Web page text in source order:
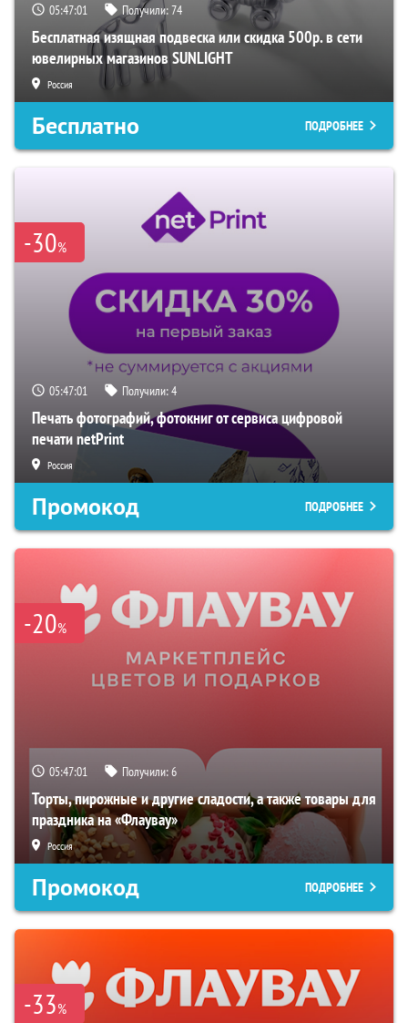
05:47:00 Получили:74
Бесплатная изящная подвеска или скидка 500р. в сети
ювелирных магазинов SUNLIGHT
Россия
Бесплатно ПОДРОБНЕЕ
-30%
05:47:00 Получили:4
Печать фотографий, фотокниг от сервиса цифровой
печати netPrint
Россия
Промокод ПОДРОБНЕЕ
-20%
05:47:00 Получили:6
Торты, пирожные и другие сладости, а также товары для
праздника на «Флаувау»
Россия
Промокод ПОДРОБНЕЕ
-33%